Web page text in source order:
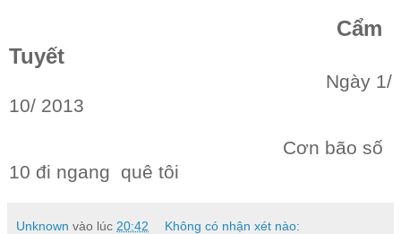
Cẩm
Tuyết
Ngày 1/
10/ 2013
Cơn bão số
10 đi ngang quê tôi
Unknown vào lúc 20:42 Không có nhận xét nào: